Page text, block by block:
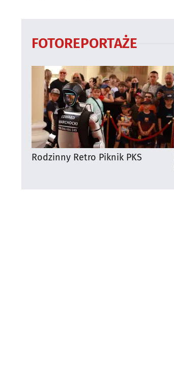
FOTOREPORTAŻE
Rodzinny Retro Piknik PKS